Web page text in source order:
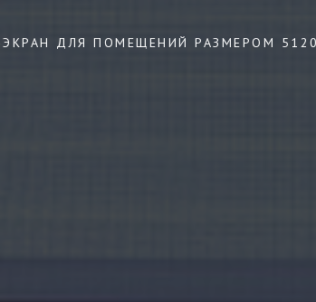
ЭКРАН ДЛЯ ПОМЕЩЕНИЙ РАЗМЕРОМ